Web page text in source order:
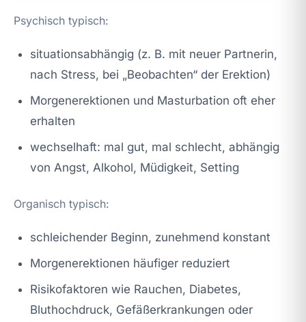
Psychisch typisch:
situationsabhängig (z. B. mit neuer Partnerin,
nach Stress, bei „Beobachten“ der Erektion)
Morgenerektionen und Masturbation oft eher
erhalten
wechselhaft: mal gut, mal schlecht, abhängig
von Angst, Alkohol, Müdigkeit, Setting
Organisch typisch:
schleichender Beginn, zunehmend konstant
Morgenerektionen häufiger reduziert
Risikofaktoren wie Rauchen, Diabetes,
Bluthochdruck, Gefäßerkrankungen oder